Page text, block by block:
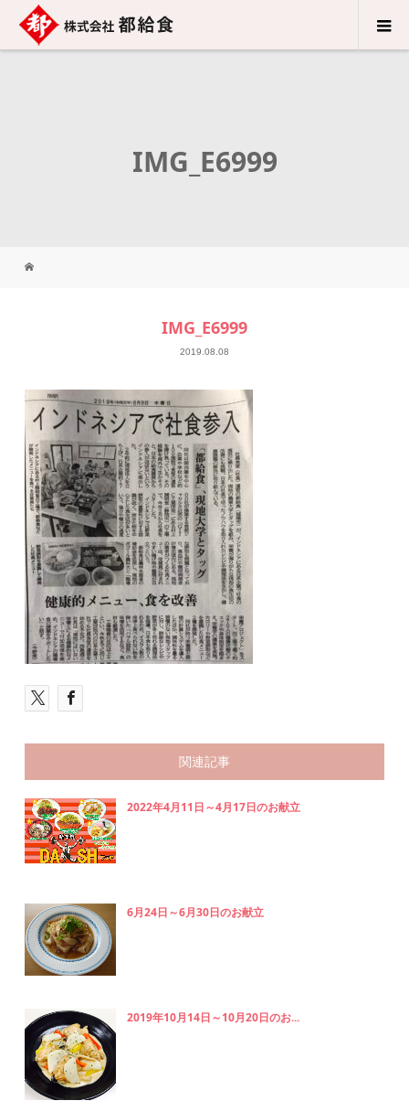
IMG_E6999
IMG_E6999
2019.08.08
関連記事
2022年4月11日～4月17日のお献立
6月24日～6月30日のお献立
2019年10月14日～10月20日のお...